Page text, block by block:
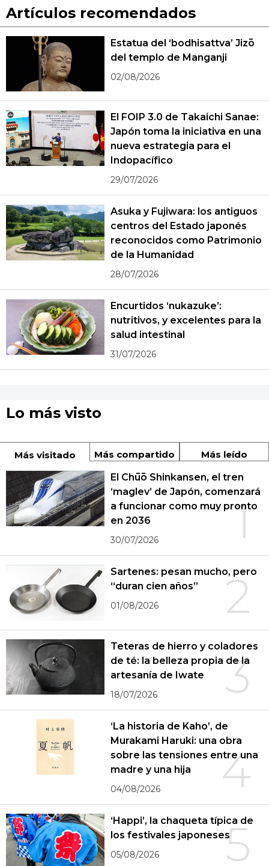
Artículos recomendados
Estatua del ‘bodhisattva’ Jizō
del templo de Manganji
02/08/2026
El FOIP 3.0 de Takaichi Sanae:
Japón toma la iniciativa en una
nueva estrategia para el
Indopacífico
29/07/2026
Asuka y Fujiwara: los antiguos
centros del Estado japonés
reconocidos como Patrimonio
de la Humanidad
28/07/2026
Encurtidos ‘nukazuke’:
nutritivos, y excelentes para la
salud intestinal
31/07/2026
Lo más visto
Más visitado Más compartido Más leído
1
El Chūō Shinkansen, el tren
‘maglev’ de Japón, comenzará
a funcionar como muy pronto
en 2036
30/07/2026
2
Sartenes: pesan mucho, pero
“duran cien años”
01/08/2026
3
Teteras de hierro y coladores
de té: la belleza propia de la
artesanía de Iwate
18/07/2026
4
‘La historia de Kaho’, de
Murakami Haruki: una obra
sobre las tensiones entre una
madre y una hija
04/08/2026
5
‘Happi’, la chaqueta típica de
los festivales japoneses
05/08/2026